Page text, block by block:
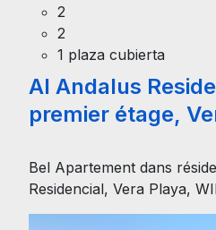
2
2
1 plaza cubierta
Al Andalus
premier étage,
Bel Apartement dans
Residencial, Vera Playa,